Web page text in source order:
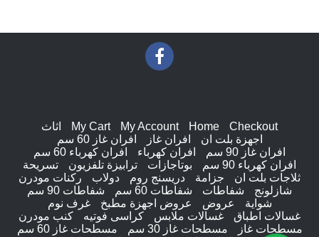
Checkout
Home
My Account
My Cart
اثاث
اجهزة بلت ان
افران غاز
افران غاز 60 سم
افران غاز 90 سم
افران كهرباء
افران كهرباء 60 سم
افران كهرباء 90 سم
بوتاجازات ترابيزة تلفزيون
تسريحة
ثلاجات بلت ان
جزامة دريسنج روم دولاب
ركنات مودرن
شازلونج
شفاطات شفاطات 60 سم
شفاطات 90 سم
شواية
عروض عروض اجهزة مطبخ
غرف نوم
غسالات اطباق
غسالات ملابس كراسى فوتيه
كنب مودرن
مسطحات غاز
مسطحات غاز 30 سم
مسطحات غاز 60 سم